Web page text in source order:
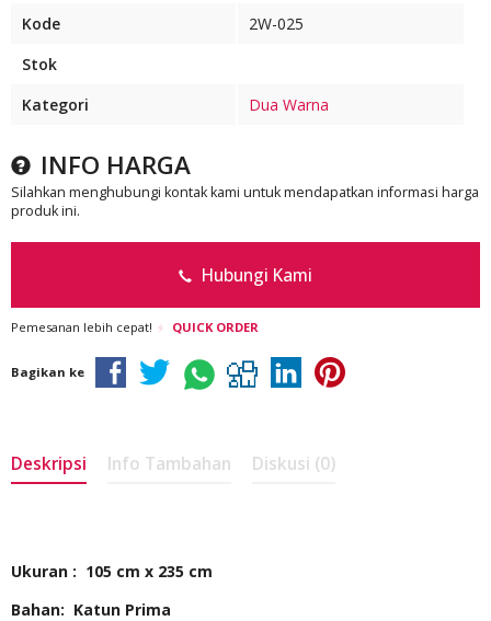
Kode
2W-025
Stok
Kategori
Dua Warna
INFO HARGA
Silahkan menghubungi kontak kami untuk mendapatkan informasi harga
produk ini.
Hubungi Kami
Pemesanan lebih cepat! QUICK ORDER
Bagikan ke
Deskripsi Info Tambahan Diskusi (0)
Ukuran : 105 cm x 235 cm
Bahan: Katun Prima